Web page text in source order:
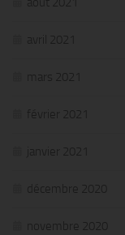
avril 2021
mars 2021
février 2021
janvier 2021
décembre 2020
novembre 2020